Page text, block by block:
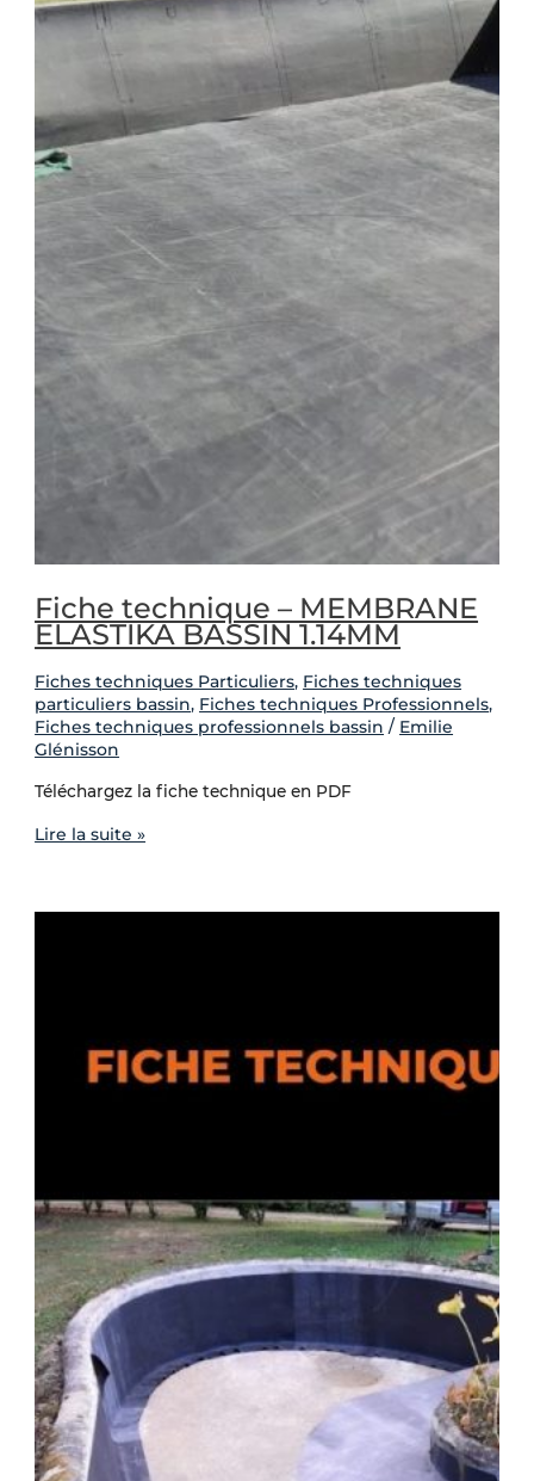
Fiche technique – MEMBRANE
ELASTIKA BASSIN 1.14MM
Fiches techniques Particuliers, Fiches techniques
particuliers bassin, Fiches techniques Professionnels,
Fiches techniques professionnels bassin / Emilie
Glénisson
Téléchargez la fiche technique en PDF
Lire la suite »